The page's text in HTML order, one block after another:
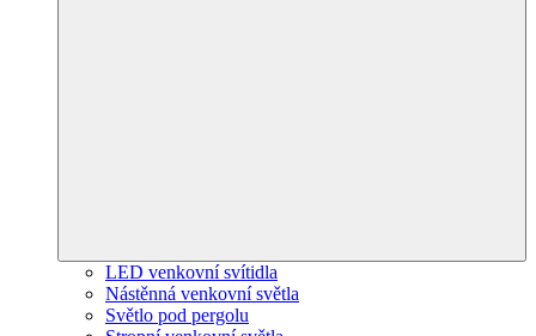
LED venkovní svítidla
Nástěnná venkovní světla
Světlo pod pergolu